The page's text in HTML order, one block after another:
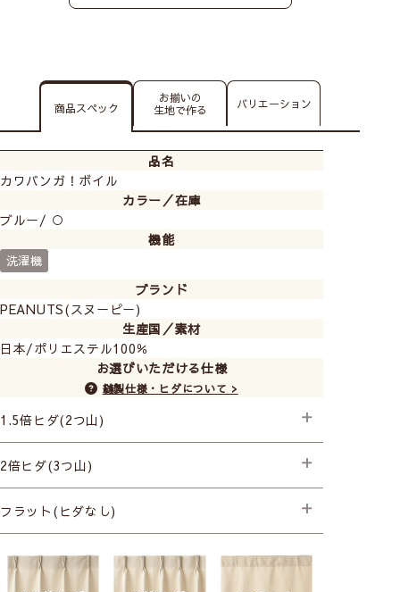
商品スペック
お揃いの
生地で作る
バリエーション
品名
カワバンガ！ボイル
カラー／在庫
ブルー/ ○
機能
洗濯機
ブランド
PEANUTS(スヌーピー)
生産国／素材
日本/ポリエステル100％
お選びいただける仕様
縫製仕様・ヒダについて >
1.5倍ヒダ(2つ山)
├プレミアム縫製
2倍ヒダ(3つ山)
├プレミアム縫製
フラット(ヒダなし)